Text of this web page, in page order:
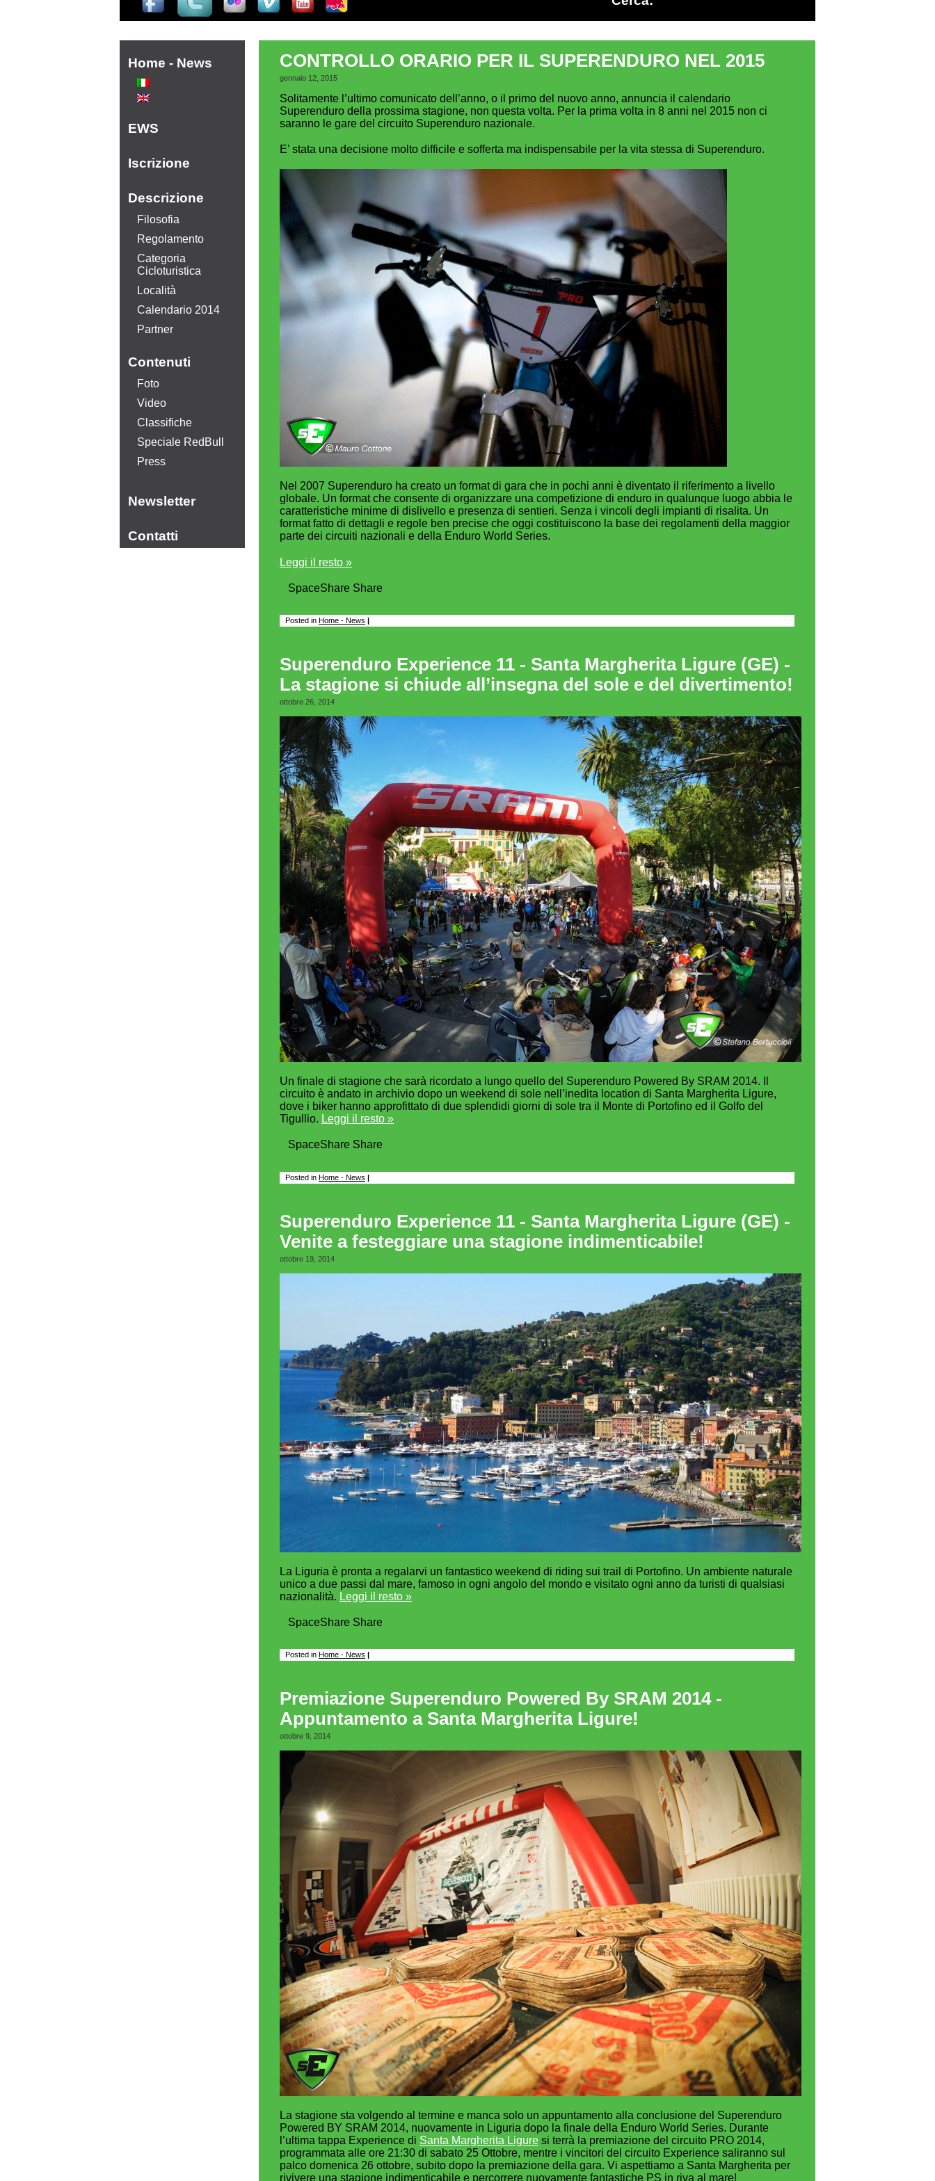
CONTROLLO ORARIO PER IL SUPERENDURO NEL 2015
gennaio 12, 2015
Solitamente l’ultimo comunicato dell’anno, o il primo del nuovo anno, annuncia il calendario
Superenduro della prossima stagione, non questa volta. Per la prima volta in 8 anni nel 2015 non ci
saranno le gare del circuito Superenduro nazionale.
E’ stata una decisione molto difficile e sofferta ma indispensabile per la vita stessa di Superenduro.
Nel 2007 Superenduro ha creato un format di gara che in pochi anni è diventato il riferimento a livello
globale. Un format che consente di organizzare una competizione di enduro in qualunque luogo abbia le
caratteristiche minime di dislivello e presenza di sentieri. Senza i vincoli degli impianti di risalita. Un
format fatto di dettagli e regole ben precise che oggi costituiscono la base dei regolamenti della maggior
parte dei circuiti nazionali e della Enduro World Series.
Leggi il resto »
SpaceShare Share
Posted in Home - News |
Superenduro Experience 11 - Santa Margherita Ligure (GE) -
La stagione si chiude all’insegna del sole e del divertimento!
ottobre 26, 2014
Un finale di stagione che sarà ricordato a lungo quello del Superenduro Powered By SRAM 2014. Il
circuito è andato in archivio dopo un weekend di sole nell’inedita location di Santa Margherita Ligure,
dove i biker hanno approfittato di due splendidi giorni di sole tra il Monte di Portofino ed il Golfo del
Tigullio. Leggi il resto »
SpaceShare Share
Posted in Home - News |
Superenduro Experience 11 - Santa Margherita Ligure (GE) -
Venite a festeggiare una stagione indimenticabile!
ottobre 19, 2014
La Liguria è pronta a regalarvi un fantastico weekend di riding sui trail di Portofino. Un ambiente naturale
unico a due passi dal mare, famoso in ogni angolo del mondo e visitato ogni anno da turisti di qualsiasi
nazionalità. Leggi il resto »
SpaceShare Share
Posted in Home - News |
Premiazione Superenduro Powered By SRAM 2014 -
Appuntamento a Santa Margherita Ligure!
ottobre 9, 2014
La stagione sta volgendo al termine e manca solo un appuntamento alla conclusione del Superenduro
Powered BY SRAM 2014, nuovamente in Liguria dopo la finale della Enduro World Series. Durante
l’ultima tappa Experience di Santa Margherita Ligure si terrà la premiazione del circuito PRO 2014,
programmata alle ore 21:30 di sabato 25 Ottobre, mentre i vincitori del circuito Experience saliranno sul
palco domenica 26 ottobre, subito dopo la premiazione della gara. Vi aspettiamo a Santa Margherita per
rivivere una stagione indimenticabile e percorrere nuovamente fantastiche PS in riva al mare!
Home - News
EWS
Iscrizione
Descrizione
Filosofia
Regolamento
Categoria
Cicloturistica
Località
Calendario 2014
Partner
Contenuti
Foto
Video
Classifiche
Speciale RedBull
Press
Newsletter
Contatti